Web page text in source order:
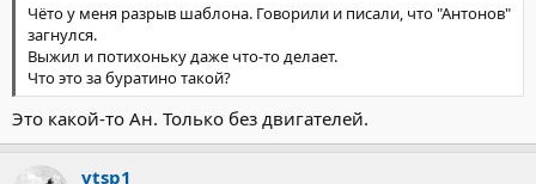
Чёто у меня разрыв шаблона. Говорили и писали, что "Антонов"
загнулся.
Выжил и потихоньку даже что-то делает.
Что это за буратино такой?
Это какой-то Ан. Только без двигателей.
vtsp1